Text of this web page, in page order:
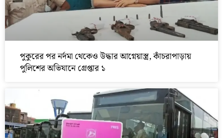
পুকুরের পর নর্দমা থেকেও উদ্ধার আগ্নেয়াস্ত্র, কাঁচরাপাড়ায়
পুলিশের অভিযানে গ্রেপ্তার ১